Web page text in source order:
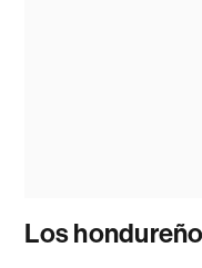
Los